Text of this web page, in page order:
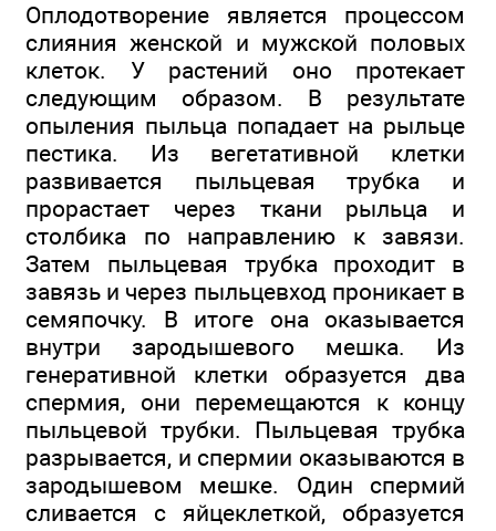
Оплодотворение является процессом
слияния женской и мужской половых
клеток. У растений оно протекает
следующим образом. В результате
опыления пыльца попадает на рыльце
пестика. Из вегетативной клетки
развивается пыльцевая трубка и
прорастает через ткани рыльца и
столбика по направлению к завязи.
Затем пыльцевая трубка проходит в
завязь и через пыльцевход проникает в
семяпочку. В итоге она оказывается
внутри зародышевого мешка. Из
генеративной клетки образуется два
спермия, они перемещаются к концу
пыльцевой трубки. Пыльцевая трубка
разрывается, и спермии оказываются в
зародышевом мешке. Один спермий
сливается с яйцеклеткой, образуется